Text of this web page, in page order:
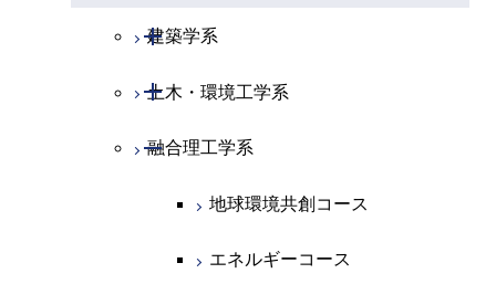
ース
原子核工学コース
ライフエンジニアリングコ
エンジニアリングデザイン
ース
経営工学コース
エンジニアリングデザイン
専門科目
ース
原子核工学コース
ース
原子核工学コース
ース
知能情報コース
生命理工学コース
ライフエンジニアリングコ
専門科目
建築学系
開閉
建築学コース
エンジニアリングデザイン
土木・環境工学系
開閉
土木工学コース
エンジニアリングデザイン
融合理工学系
開閉
地球環境共創コース
エネルギーコース